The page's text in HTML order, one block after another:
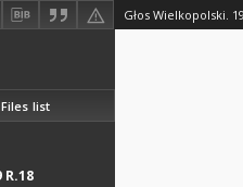
Głos Wielkopolski.
Files list
R.18